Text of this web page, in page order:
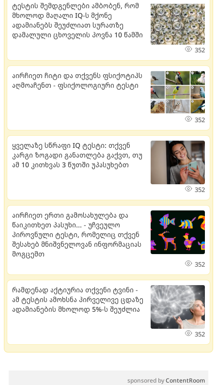
ტესტის შემდგენლები ამბობენ, რომ
მხოლოდ მაღალი IQ-ს მქონე
ადამიანებს შეუძლიათ სურათზე
დამალული ცხოველის პოვნა 10 წამში
352
აირჩიეთ ჩიტი და თქვენს ფსიქოტიპს
აღმოაჩენთ - ფსიქოლოგიური ტესტი
352
ყველაზე სწრაფი IQ ტესტი: თქვენ
კარგი ზოგადი განათლება გაქვთ, თუ
ამ 10 კითხვას 3 წუთში უპასუხებთ
352
აირჩიეთ ერთი გამოსახულება და
წაიკითხეთ პასუხი... - უჩვეულო
პიროვნული ტესტი, რომელიც თქვენ
შესახებ მნიშვნელოვან ინფორმაციას
მოგცემთ
352
რამდენად აქტიურია თქვენი ტვინი -
ამ ტესტის ამოხსნა პირველივე ცდაზე
ადამიანების მხოლოდ 5%-ს შეუძლია
352
sponsored byContentRoom